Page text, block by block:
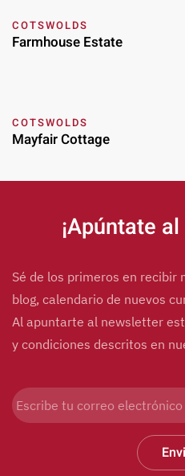
COTSWOLDS
Farmhouse Estate
COTSWOLDS
Mayfair Cottage
¡Apúntate
Sé de los primeros en recibir
blog, calendario de nuevos
Al apuntarte al newsletter
y condiciones descritos en